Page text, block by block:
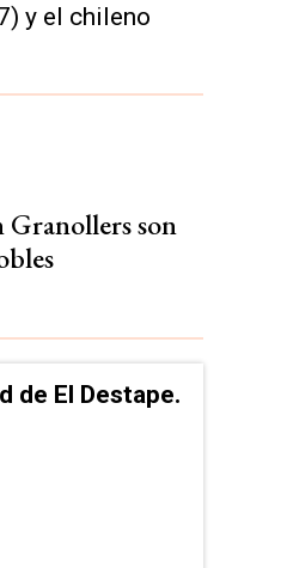
y el chileno
Granollers son
de El Destape.